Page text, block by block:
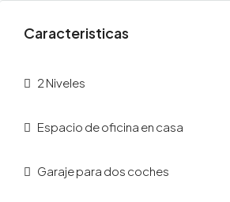
Caracteristicas
2 Niveles
Espacio de oficina en casa
Garaje para dos coches